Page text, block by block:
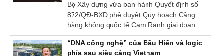
bắt đầu từ một eo biển rộng hơn 30 km ở
vịnh Ba Tư.
Bộ Xây dựng vừa ban hành Quyết định số
872/QĐ-BXD phê duyệt Quy hoạch Cảng
hàng không quốc tế Cam Ranh giai đoạn
2021-2030, tầm nhìn đến năm 2050.
“DNA công nghệ” của Bầu Hiển và logic
phía sau siêu cảng Vietnam